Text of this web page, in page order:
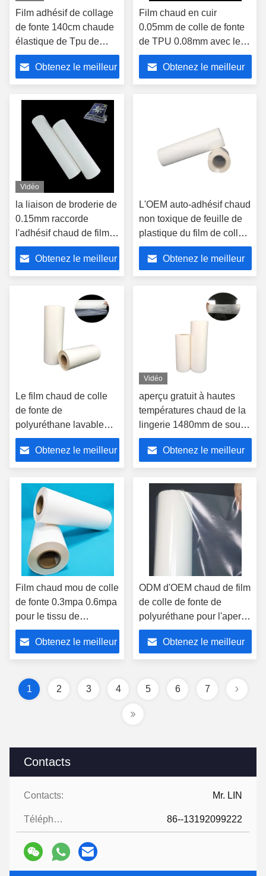
Contacts
Contacts: Mr. LIN
Téléphone: 86--13192099222
Film adhésif de collage
de fonte 140cm chaude
élastique de Tpu de
colle pour le tissu
Obtenez le meilleur
Film chaud en cuir
0.05mm de colle de fonte
de TPU 0.08mm avec le
papier de libération
Obtenez le meilleur
Vidéo
la liaison de broderie de
0.15mm raccorde
l'adhésif chaud de film
de colle de fonte pour
l'insigneObtenez le meilleur
L'OEM auto-adhésif chaud
non toxique de feuille de
plastique du film de colle
de fonte/0.20mm a
acceptéObtenez le meilleur
Le film chaud de colle
de fonte de
polyuréthane lavable
lissent Mesh Tape
adhésifObtenez le meilleur
Vidéo
aperçu gratuit à hautes
températures chaud de la
lingerie 1480mm de sous-
vêtements de film de colle
de fonte de la PA
1.15g/cm3
Obtenez le meilleur
Film chaud mou de colle
de fonte 0.3mpa 0.6mpa
pour le tissu de
interlignage
Obtenez le meilleur
ODM d'OEM chaud de film
de colle de fonte de
polyuréthane pour l'aperçu
gratuit d'habillement de
tissu Obtenez le meilleur
1 2 3 4 5 6 7